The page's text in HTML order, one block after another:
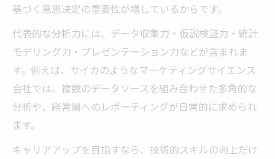
基づく意思決定の重要性が増しているからです。
代表的な分析力には、データ収集力・仮説検証力・統計
モデリング力・プレゼンテーション力などが含まれま
す。例えば、サイカのようなマーケティングサイエンス
会社では、複数のデータソースを組み合わせた多角的な
分析や、経営層へのレポーティングが日常的に求められ
ます。
キャリアアップを目指すなら、技術的スキルの向上だけ